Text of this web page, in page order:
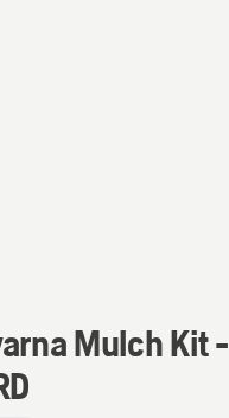
Mulch Kit -